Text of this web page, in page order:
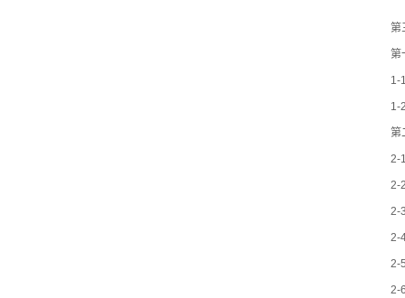
第
第
1-
1-
第
2-
2-
2-
2-
2-
2-